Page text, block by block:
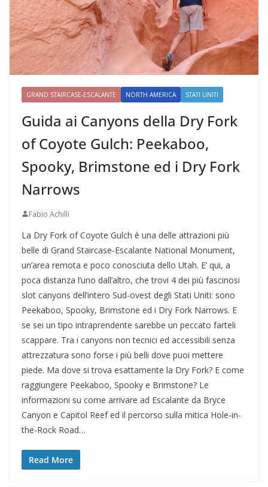
GRAND STAIRCASE-ESCALANTE NORTH AMERICA STATI UNITI
Guida ai Canyons della Dry Fork
of Coyote Gulch: Peekaboo,
Spooky, Brimstone ed i Dry Fork
Narrows
Fabio Achilli
La Dry Fork of Coyote Gulch è una delle attrazioni più
belle di Grand Staircase-Escalante National Monument,
un’area remota e poco conosciuta dello Utah. E’ qui, a
poca distanza l’uno dall’altro, che trovi 4 dei più fascinosi
slot canyons dell’intero Sud-ovest degli Stati Uniti: sono
Peekaboo, Spooky, Brimstone ed i Dry Fork Narrows. E
se sei un tipo intraprendente sarebbe un peccato farteli
scappare. Tra i canyons non tecnici ed accessibili senza
attrezzatura sono forse i più belli dove puoi mettere
piede. Ma dove si trova esattamente la Dry Fork? E come
raggiungere Peekaboo, Spooky e Brimstone? Le
informazioni su come arrivare ad Escalante da Bryce
Canyon e Capitol Reef ed il percorso sulla mitica Hole-in-
the-Rock Road…
Read More